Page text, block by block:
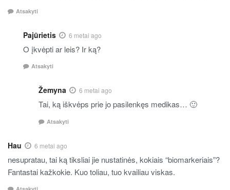
Atsakyti
Pajūrietis 6 metai ago
O įkvėpti ar leis? Ir ką?
Atsakyti
Žemyna 6 metai ago
Tai, ką iškvėps prie jo pasilenkęs medikas… 🙂
Atsakyti
Hau 6 metai ago
nesupratau, tai ką tiksliai jie nustatinės, kokiais “biomarkeriais”?
Fantastai kažkokie. Kuo toliau, tuo kvailiau viskas.